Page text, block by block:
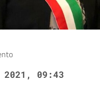
2021, 09:43